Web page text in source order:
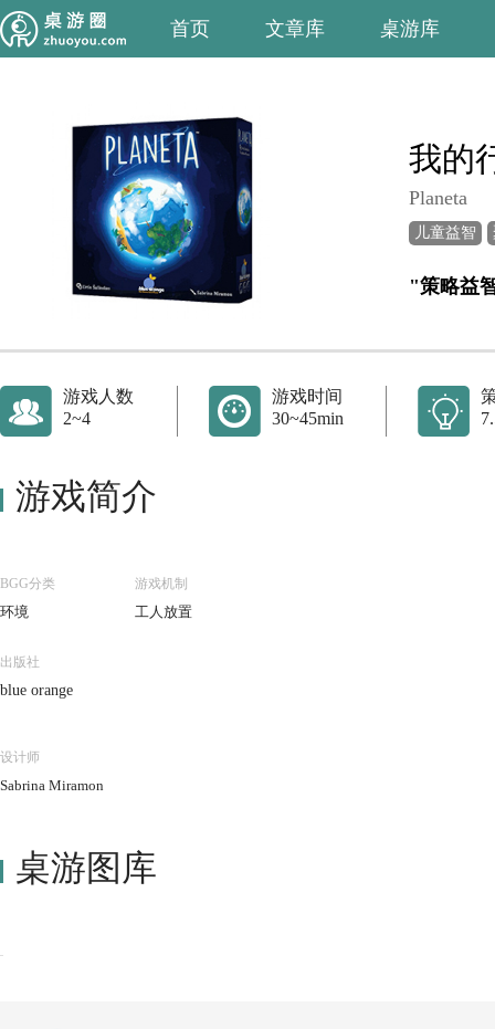
首页 文章库 桌游库
我的
Planeta
儿童益智
"策略益
游戏人数
2~4
游戏时间
30~45min
游戏简介
BGG分类
环境
游戏机制
工人放置
出版社
blue orange
设计师
Sabrina Miramon
桌游图库